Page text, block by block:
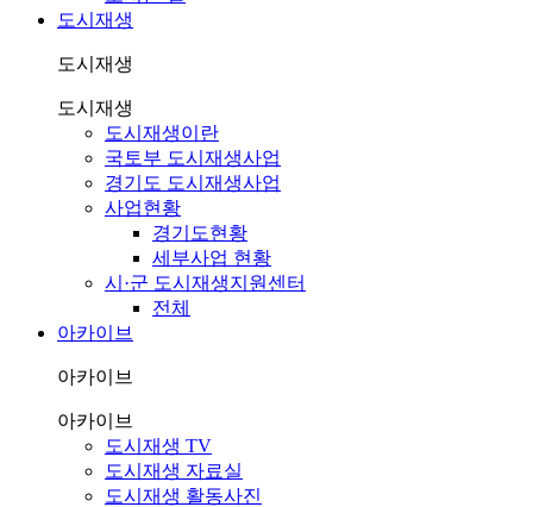
도시재생
도시재생
도시재생
도시재생이란
국토부 도시재생사업
경기도 도시재생사업
사업현황
경기도현황
세부사업 현황
시·군 도시재생지원센터
전체
아카이브
아카이브
아카이브
도시재생 TV
도시재생 자료실
도시재생 활동사진